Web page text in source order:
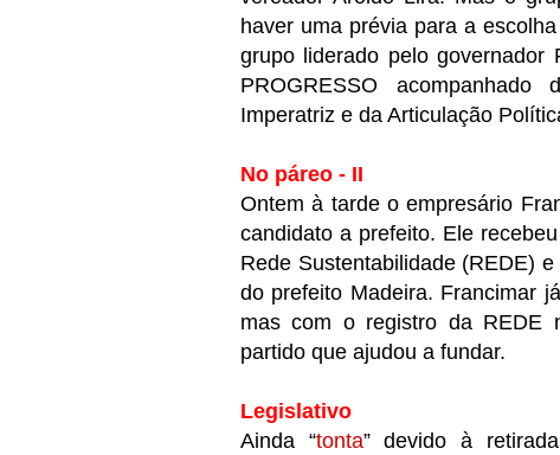
haver uma prévia para a
grupo liderado pelo governador
PROGRESSO
Imperatriz e da Articulação
No páreo - II
Ontem à tarde o empresário
candidato a prefeito. Ele
Rede Sustentabilidade (REDE)
do prefeito Madeira. Francimar
mas com o registro da REDE
partido que ajudou a fundar.
Legislativo
Ainda “tonta” devido à